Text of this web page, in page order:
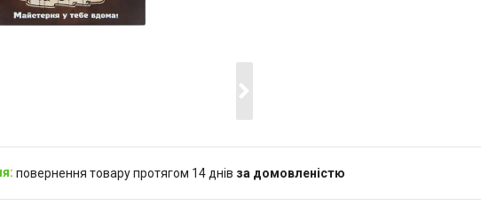
повернення товару протягом 14 днів за домовленістю